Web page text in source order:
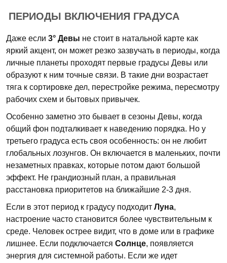
ПЕРИОДЫ ВКЛЮЧЕНИЯ ГРАДУСА
Даже если 3° Девы не стоит в натальной карте как
яркий акцент, он может резко зазвучать в периоды, когда
личные планеты проходят первые градусы Девы или
образуют к ним точные связи. В такие дни возрастает
тяга к сортировке дел, перестройке режима, пересмотру
рабочих схем и бытовых привычек.
Особенно заметно это бывает в сезоны Девы, когда
общий фон подталкивает к наведению порядка. Но у
третьего градуса есть своя особенность: он не любит
глобальных лозунгов. Он включается в маленьких, почти
незаметных правках, которые потом дают большой
эффект. Не грандиозный план, а правильная
расстановка приоритетов на ближайшие 2-3 дня.
Если в этот период к градусу подходит Луна,
настроение часто становится более чувствительным к
среде. Человек острее видит, что в доме или в графике
лишнее. Если подключается Солнце, появляется
энергия для системной работы. Если же идет